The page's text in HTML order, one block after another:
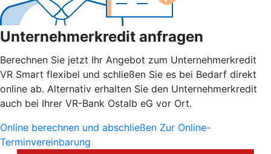
Unternehmerkredit anfragen
Berechnen Sie jetzt Ihr Angebot zum Unternehmerkredit
VR Smart flexibel und schließen Sie es bei Bedarf direkt
online ab. Alternativ erhalten Sie den Unternehmerkredit
auch bei Ihrer VR-Bank Ostalb eG vor Ort.
Online berechnen und abschließen Zur Online-
Terminvereinbarung